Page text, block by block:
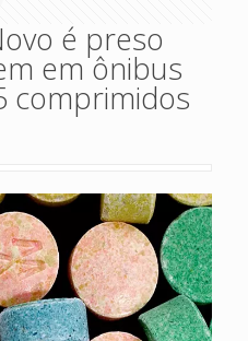
é preso
em ônibus
comprimidos